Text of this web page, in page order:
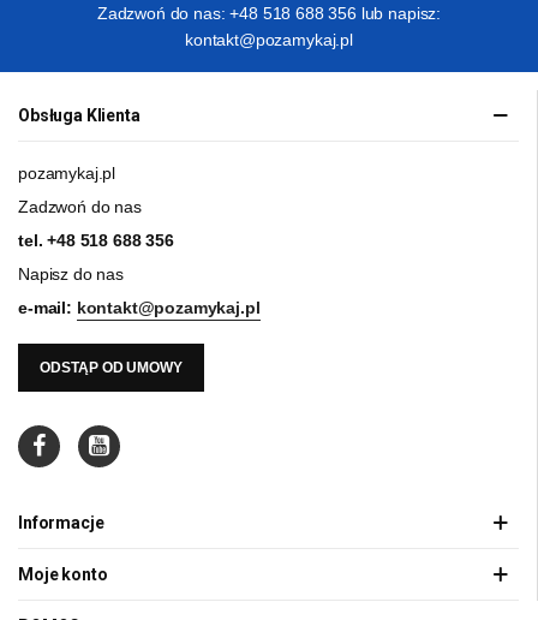
Zadzwoń do nas: +48 518 688 356 lub napisz:
kontakt@pozamykaj.pl
Obsługa Klienta
pozamykaj.pl
Zadzwoń do nas
tel.+48 518 688 356
Napisz do nas
e-mail: kontakt@pozamykaj.pl
ODSTĄP OD UMOWY
Informacje
Moje konto